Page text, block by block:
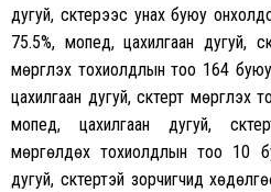
дугуй, скүүтерээс унах буюу
75.5%, мопед, цахилгаан дугуй,
мөргүүлэх тохиолдлын тоо 164
цахилгаан дугуй, скүүтерт
мопед, цахилгаан дугуй,
мөргөлдөх тохиолдлын тоо 10
дугуй, скүүтертэй зорчигчид